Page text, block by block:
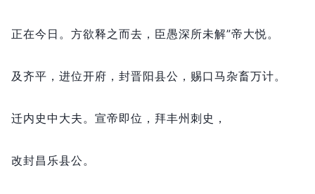
正在今日。 方欲释之而去， 臣愚深所未解”帝大悦。
及齐平， 进位开府， 封晋阳县公， 赐口马杂畜万计。
迁内史中大夫。 宣帝即位， 拜丰州刺史，
改封昌乐县公。